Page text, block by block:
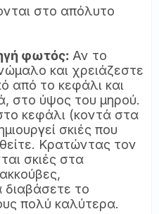
στο απόλυτο
φωτός: Αν το
και χρειάζεστε
από το κεφάλι και
στο ύψος του μηρού.
κεφάλι (κοντά στα
σκιές που
Κρατώντας τον
σκιές στα
διαβάσετε το
πολύ καλύτερα.